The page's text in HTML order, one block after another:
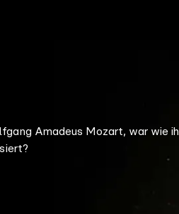
Amadeus Mozart, war wie